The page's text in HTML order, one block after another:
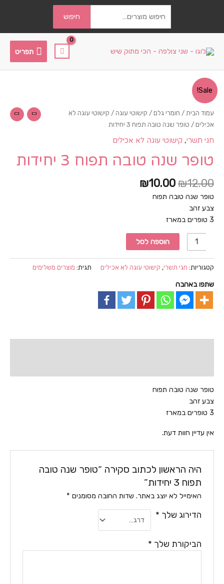
עבור:
חיפוש
תפריט
תפריט
Sale!
עמוד הבית / חומרי גלם/ קישוטי עוגה/ קישוטי עוגה לא
אכילים/ טופר שנה טובה תפוח 3 יחידות
חגי תשרי, קישוטי עוגה לא אכילים
טופר שנה טובה תפוח 3 יחידות
₪12.00
₪10.00
טופר שנה טובה תפוח
צבע זהב
3 טופרים במארז
כמות
של
טופר
שנה
טובה
תפוח
3
הוספה לסל
קטגוריות: חגי תשרי, קישוטי עוגה לא אכילים תגית: מוצרים משלימים
שתפו באהבה
טופר שנה טובה תפוח
צבע זהב
3 טופרים במארז
אין עדיין חוות דעת.
היה הראשון לכתוב סקירה “טופר שנה טובה
תפוח 3 יחידות”
האימייל לא יוצג באתר. שדות החובה מסומנים *
הדירוג שלך *
הביקורת שלך *